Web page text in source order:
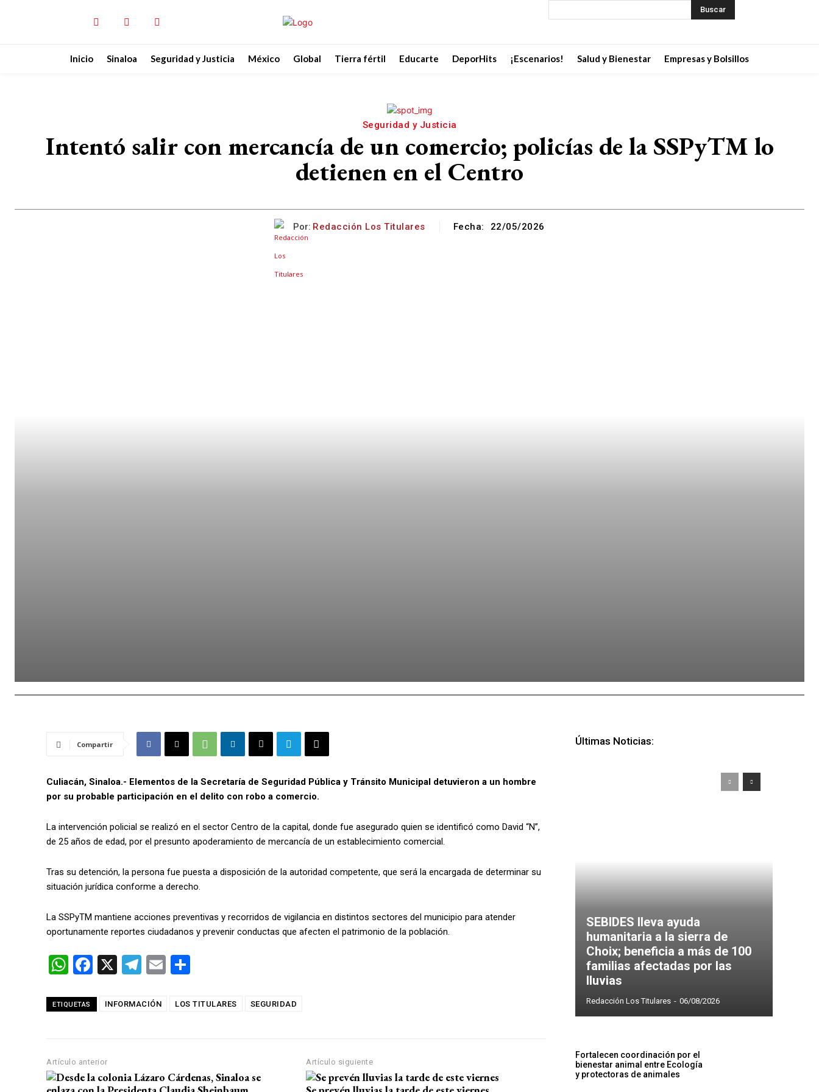
Buscar
Inicio Sinaloa Seguridad y Justicia México Global Tierra fértil Educarte DeporHits ¡Escenarios! Salud y Bienestar Empresas y Bolsillos
Seguridad y Justicia
Intentó salir con mercancía de un comercio; policías de la SSPyTM lo
detienen en el Centro
Por: Redacción Los Titulares Fecha: 22/05/2026
Compartir
Culiacán, Sinaloa.- Elementos de la Secretaría de Seguridad Pública y Tránsito Municipal detuvieron a un hombre
por su probable participación en el delito con robo a comercio.
La intervención policial se realizó en el sector Centro de la capital, donde fue asegurado quien se identificó como David “N”,
de 25 años de edad, por el presunto apoderamiento de mercancía de un establecimiento comercial.
Tras su detención, la persona fue puesta a disposición de la autoridad competente, que será la encargada de determinar su
situación jurídica conforme a derecho.
La SSPyTM mantiene acciones preventivas y recorridos de vigilancia en distintos sectores del municipio para atender
oportunamente reportes ciudadanos y prevenir conductas que afecten el patrimonio de la población.
W
at
p
p
F
ce
o
k
X
T
e
E
ail m
ETIQUETAS INFORMACIÓN LOS TITULARES SEGURIDAD
Artículo anterior Artículo siguiente
Últimas Noticias:
SEBIDES lleva ayuda
humanitaria a la sierra de
Choix; beneficia a más de 100
familias afectadas por las
lluvias
Redacción Los Titulares - 06/08/2026
Fortalecen coordinación por el
bienestar animal entre Ecología
y protectoras de animales